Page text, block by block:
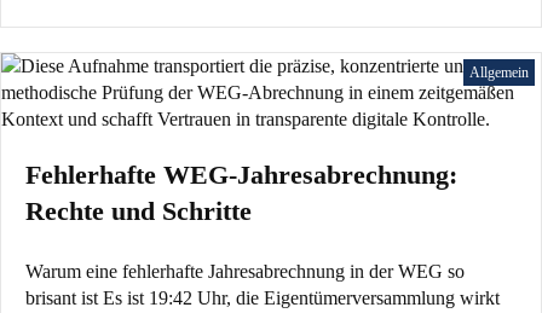
Allgemein
Fehlerhafte WEG-Jahresabrechnung:
Rechte und Schritte
Warum eine fehlerhafte Jahresabrechnung in der WEG so
brisant ist Es ist 19:42 Uhr, die Eigentümerversammlung wirkt